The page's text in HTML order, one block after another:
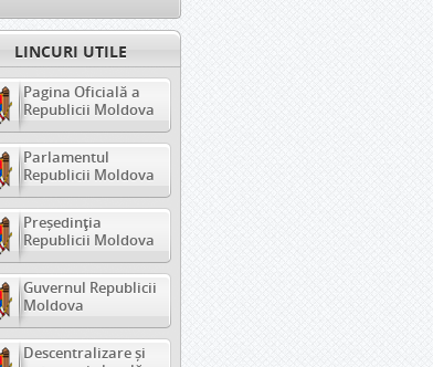
LINCURI UTILE
Pagina Oficială a
Republicii Moldova
Parlamentul
Republicii Moldova
Președinția
Republicii Moldova
Guvernul Republicii
Moldova
Descentralizare și